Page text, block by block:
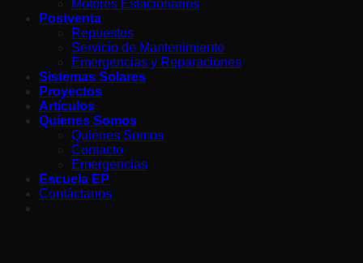
Motores Estacionarios
Postventa
Repuestos
Servicio de Mantenimiento
Emergencias y Reparaciones
Sistemas Solares
Proyectos
Artículos
Quienes Somos
Quiénes Somos
Contacto
Emergencias
Escuela EP
Contáctanos